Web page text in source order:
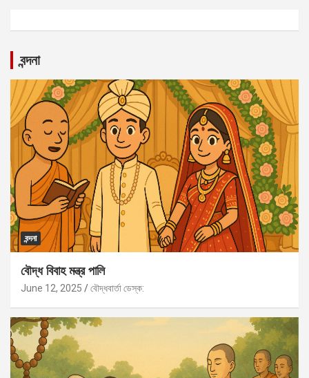
বন্দনা
বন্দনা
বৌদ্ধ বিবাহ মন্ত্র পালি
June 12, 2025 বৌদ্ধবার্তা ডেস্ক: